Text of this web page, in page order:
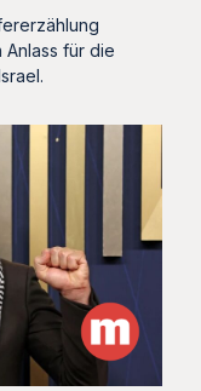
Anlass für die